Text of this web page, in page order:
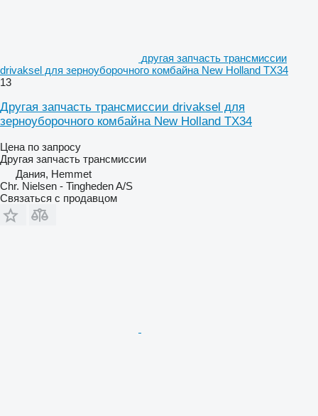
другая запчасть трансмиссии
drivaksel для зерноуборочного комбайна New Holland TX34
13
Другая запчасть трансмиссии drivaksel для
зерноуборочного комбайна New Holland TX34
Цена по запросу
Другая запчасть трансмиссии
Дания, Hemmet
Chr. Nielsen - Tingheden A/S
Связаться с продавцом